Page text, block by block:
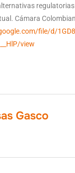
Cámara
file/d/
view
Gasco